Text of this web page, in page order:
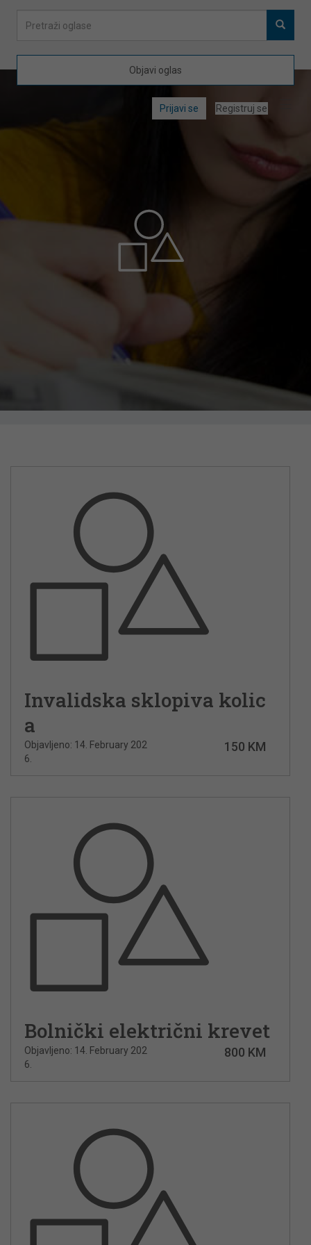
Objavi oglas
Prijavi se Registruj se
Invalidska sklopiva kolic
a
Objavljeno: 14. February 202
6.
150 KM
Bolnički električni krevet
Objavljeno: 14. February 202
6.
800 KM